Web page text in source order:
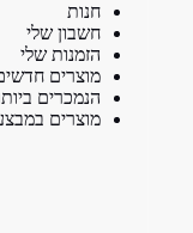
חנות
חשבון שלי
הזמנות שלי
מוצרים
הנמכרים
מוצרים